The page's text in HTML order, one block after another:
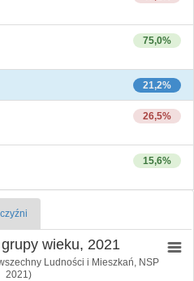
75,0%
21,2%
26,5%
15,6%
wieku, 2021
Ludności i Mieszkań, NSP
2021)